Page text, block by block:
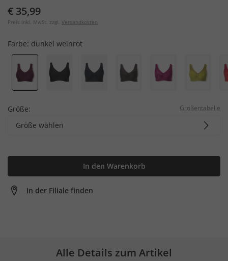
€ 35,99
Preis inkl. MwSt. zzgl. Versandkosten
Farbe: dunkel weinrot
Größe: Größentabelle
Größe wählen
In den Warenkorb
In der Filiale finden
Alle Details zum Artikel